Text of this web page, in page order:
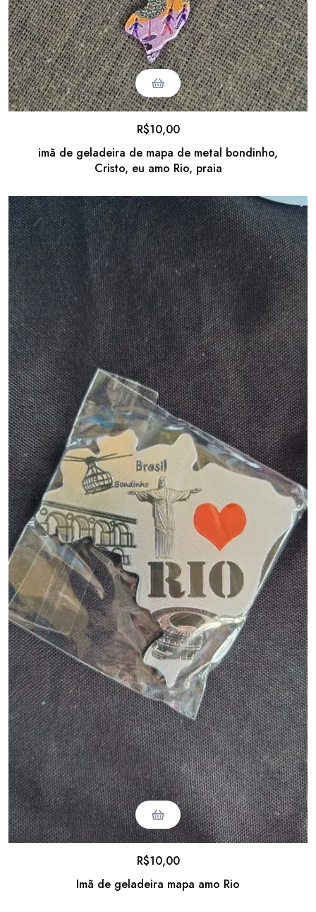
imã de geladeira de mapa de metal bondinho,
Cristo, eu amo Rio, praia
R$10,00
Imã de geladeira mapa amo Rio
R$10,00